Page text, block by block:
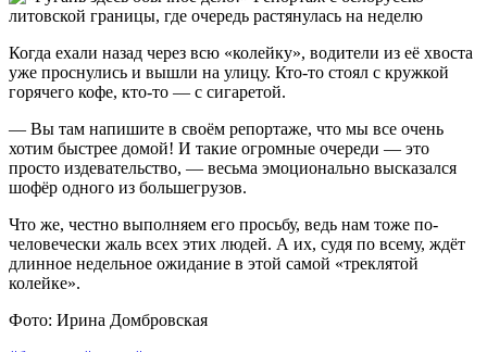
Когда ехали назад через всю «колейку», водители из её хвоста
уже проснулись и вышли на улицу. Кто-то стоял с кружкой
горячего кофе, кто-то — с сигаретой.
— Вы там напишите в своём репортаже, что мы все очень
хотим быстрее домой! И такие огромные очереди — это
просто издевательство, — весьма эмоционально высказался
шофёр одного из большегрузов.
Что же, честно выполняем его просьбу, ведь нам тоже по-
человечески жаль всех этих людей. А их, судя по всему, ждёт
длинное недельное ожидание в этой самой «треклятой
колейке».
Фото: Ирина Домбровская